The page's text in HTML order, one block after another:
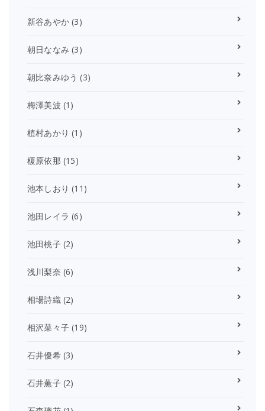
新谷あやか (3)
朝日ななみ (3)
朝比奈みゆう (3)
梅澤美波 (1)
植村あかり (1)
榎原依那 (15)
池本しおり (11)
池田レイラ (6)
池田桃子(2)
浅川梨奈 (6)
相場詩織(2)
相沢菜々子 (19)
石井優希(3)
石井薫子(2)